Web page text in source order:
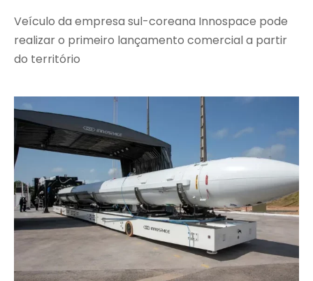
Veículo da empresa sul-coreana Innospace pode
realizar o primeiro lançamento comercial a partir
do território